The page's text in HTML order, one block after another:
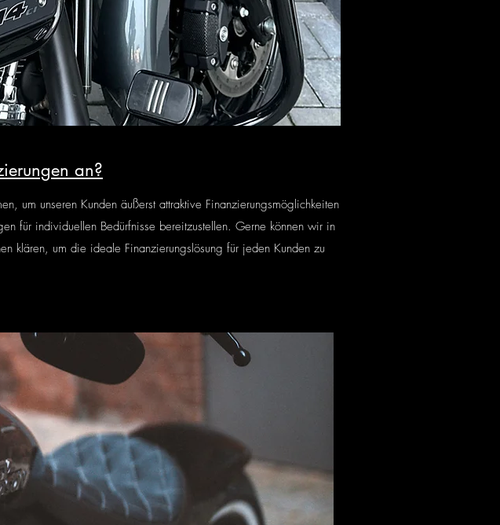
an?
um unseren Kunden äußerst attraktive Finanzierungsmöglichkeiten
für individuellen Bedürfnisse bereitzustellen. Gerne können wir in
klären, um die ideale Finanzierungslösung für jeden Kunden zu